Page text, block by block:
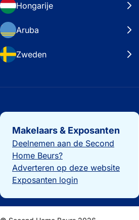
Hongarije
Aruba
Zweden
Belangrijke links
Makelaars & Exposanten
Deelnemen aan de Second
Home Beurs?
Adverteren op deze website
Exposanten login